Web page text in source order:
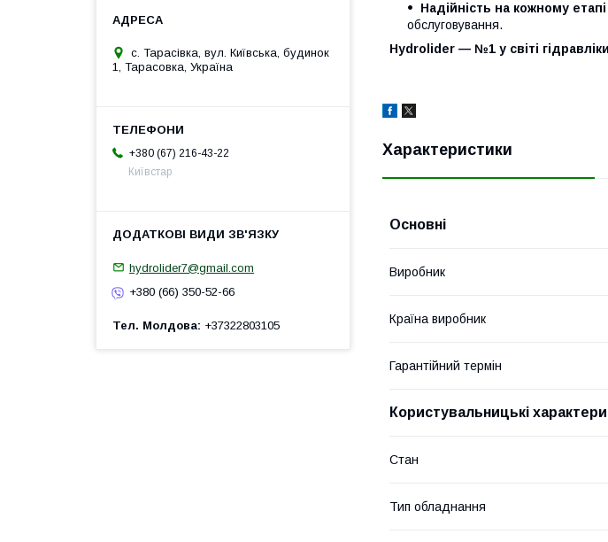
Надійність на кожному етапі
обслуговування.
Hydrolider — №1 у світі
Характеристики
Основні
Виробник
Країна виробник
Гарантійний термін
Користувальницькі
Стан
Тип обладнання
с. Тарасівка, вул. Київська, будинок
1, Тарасовка, Україна
+380 (67) 216-43-22
Київстар
hydrolider7@gmail.com
+380 (66) 350-52-66
Тел. Молдова +37322803105